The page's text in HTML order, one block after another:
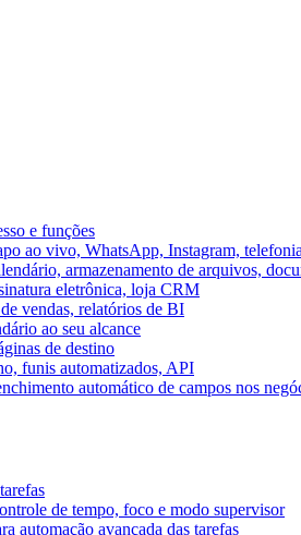
e funções
ao vivo, WhatsApp, Instagram,
armazenamento de arquivos,
eletrônica, loja CRM
vendas, relatórios de BI
ao seu alcance
de destino
funis automatizados, API
automático de campos nos
de tempo, foco e modo supervisor
automação avançada das tarefas